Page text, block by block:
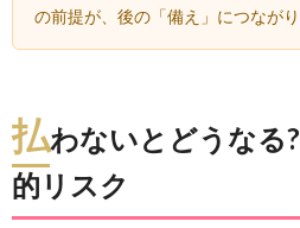
の前提が、後の「備え」につながり
払わないとどうなる
的リスク